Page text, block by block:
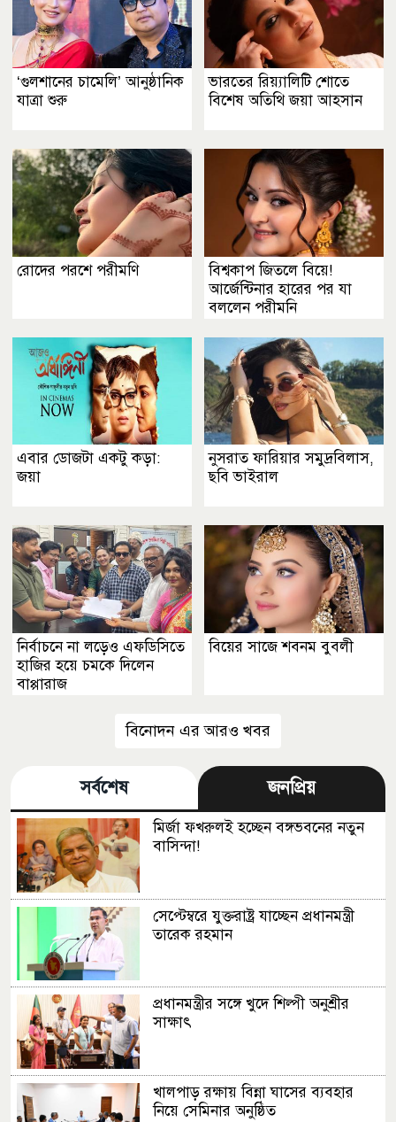
‘গুলশানের চামেলি’ আনুষ্ঠানিক
যাত্রা শুরু
ভারতের রিয়্যালিটি শোতে
বিশেষ অতিথি জয়া আহসান
রোদের পরশে পরীমণি
বিশ্বকাপ জিতলে বিয়ে!
আর্জেন্টিনার হারের পর যা
বললেন পরীমনি
এবার ডোজটা একটু কড়া:
জয়া
নুসরাত ফারিয়ার সমুদ্রবিলাস,
ছবি ভাইরাল
নির্বাচনে না লড়েও এফডিসিতে
হাজির হয়ে চমকে দিলেন
বাপ্পারাজ
বিয়ের সাজে শবনম বুবলী
বিনোদন এর আরও খবর
সর্বশেষ জনপ্রিয়
মির্জা ফখরুলই হচ্ছেন বঙ্গভবনের নতুন
বাসিন্দা!
সেপ্টেম্বরে যুক্তরাষ্ট্র যাচ্ছেন প্রধানমন্ত্রী
তারেক রহমান
প্রধানমন্ত্রীর সঙ্গে খুদে শিল্পী অনুশ্রীর
সাক্ষাৎ
খালপাড় রক্ষায় বিন্না ঘাসের ব্যবহার
নিয়ে সেমিনার অনুষ্ঠিত